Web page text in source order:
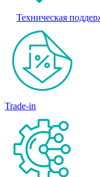
Техническая
Trade-in